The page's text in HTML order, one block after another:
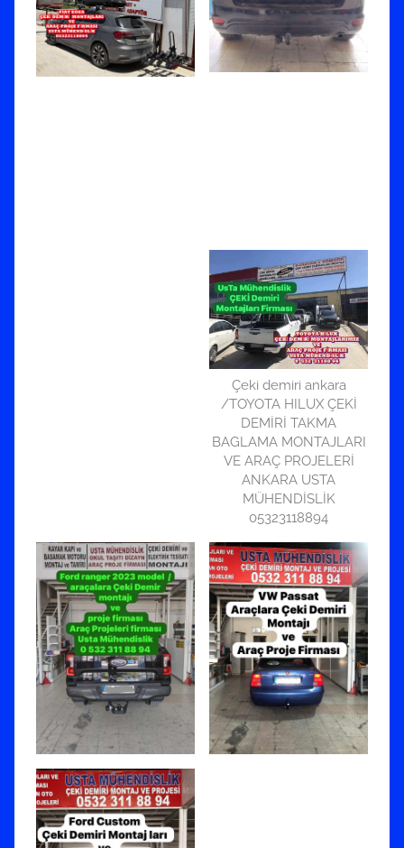
Çeki demiri ankara
/TOYOTA HILUX ÇEKİ
DEMİRİ TAKMA
BAGLAMA MONTAJLARI
VE ARAÇ PROJELERİ
ANKARA USTA
MÜHENDİSLİK
05323118894